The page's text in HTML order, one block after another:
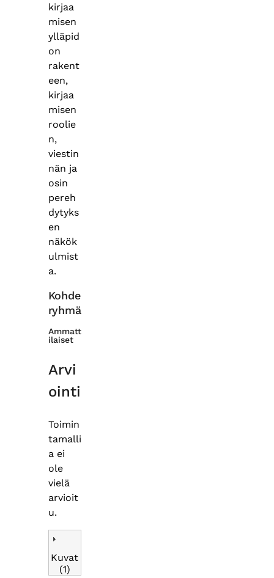
kirjaa
misen
ylläpid
on
rakent
een,
kirjaa
misen
roolie
n,
viestin
nän ja
osin
pereh
dytyks
en
näkök
ulmist
a.
Kohde
ryhmä
Ammatt
ilaiset
Arvi
ointi
Toimin
tamalli
a ei
ole
vielä
arvioit
u.
Kuvat
(1)